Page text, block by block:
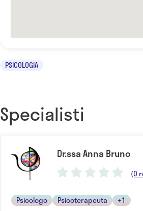
PSICOLOGIA
Specialisti
Dr.ssa Anna Bruno
(0
Psicologo Psicoterapeuta +1